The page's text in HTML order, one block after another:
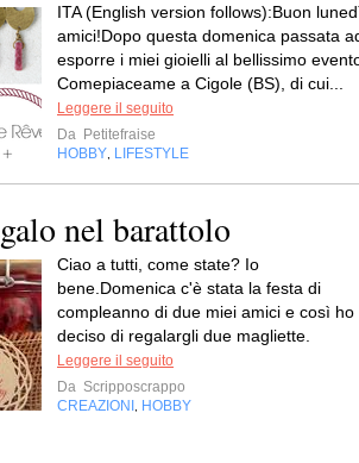
ITA (English version follows):Buon
amici!Dopo questa domenica passata
esporre i miei gioielli al bellissimo
Comepiaceame a Cigole (BS), di cui...
Leggere il seguito
Da Petitefraise
HOBBY LIFESTYLE
nel barattolo
Ciao a tutti, come state? Io
bene.Domenica c'è stata la festa di
compleanno di due miei amici e così ho
deciso di regalargli due magliette.
Leggere il seguito
Da Scripposcrappo
CREAZIONI
HOBBY